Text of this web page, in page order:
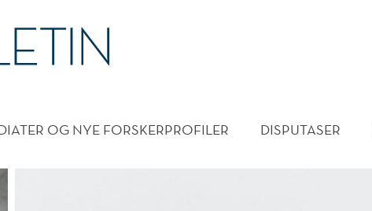
OG NYE FORSKERPROFILER DISPUTASER